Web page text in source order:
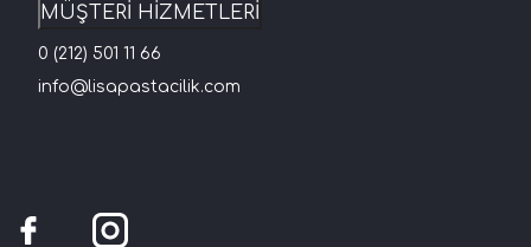
MÜŞTERİ HİZMETLERİ
0 (212) 501 11 66
info@lisapastacilik.com